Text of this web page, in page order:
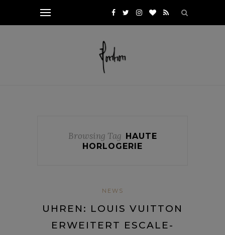
Browsing Tag HAUTE
HORLOGERIE
NEWS
UHREN: LOUIS VUITTON
ERWEITERT ESCALE-